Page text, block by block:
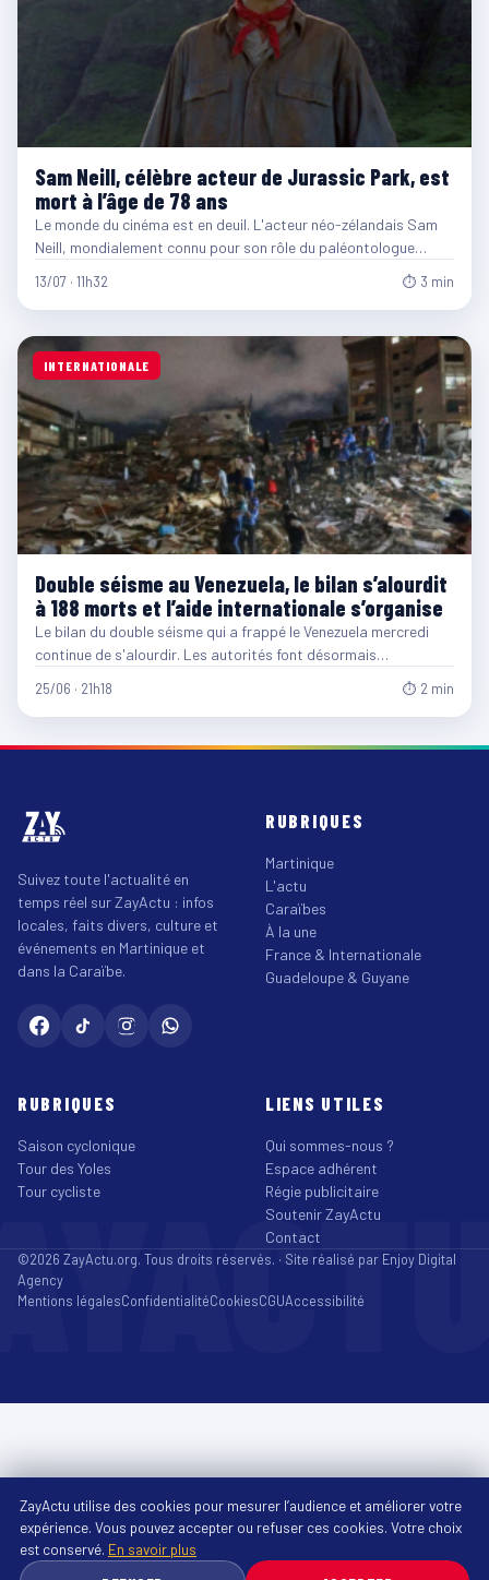
Sam Neill, célèbre acteur de Jurassic Park, est
mort à l’âge de 78 ans
Le monde du cinéma est en deuil. L'acteur néo-zélandais Sam
Neill, mondialement connu pour son rôle du paléontologue…
13/07 · 11h32 ⏱ 3 min
INTERNATIONALE
Double séisme au Venezuela, le bilan s’alourdit
à 188 morts et l’aide internationale s’organise
Le bilan du double séisme qui a frappé le Venezuela mercredi
continue de s'alourdir. Les autorités font désormais…
25/06 · 21h18 ⏱ 2 min
Suivez toute l'actualité en
temps réel sur ZayActu : infos
locales, faits divers, culture et
événements en Martinique et
dans la Caraïbe.
RUBRIQUES
Martinique
L'actu
Caraïbes
À la une
France & Internationale
Guadeloupe & Guyane
RUBRIQUES
Saison cyclonique
Tour des Yoles
Tour cycliste
LIENS UTILES
Qui sommes-nous ?
Espace adhérent
Régie publicitaire
Soutenir ZayActu
Contact
©2026 ZayActu.org. Tous droits réservés. · Site réalisé par Enjoy Digital
Agency
Mentions légalesConfidentialitéCookiesCGUAccessibilité
ZayActu utilise des cookies pour mesurer l’audience et améliorer votre
expérience. Vous pouvez accepter ou refuser ces cookies. Votre choix
est conservé. En savoir plus